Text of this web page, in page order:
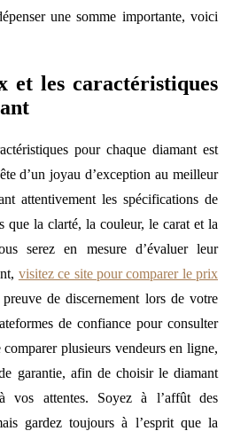
une somme importante, voici
et les caractéristiques
pour chaque diamant est
d’un joyau d’exception au meilleur
attentivement les spécifications de
que la clarté, la couleur, le carat et la
serez en mesure d’évaluer leur
visitez ce site pour comparer le prix
de discernement lors de votre
de confiance pour consulter
plusieurs vendeurs en ligne,
garantie, afin de choisir le diamant
vos attentes. Soyez à l’affût des
gardez toujours à l’esprit que la